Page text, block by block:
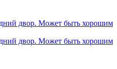
двор. Может быть хорошим
двор. Может быть хорошим